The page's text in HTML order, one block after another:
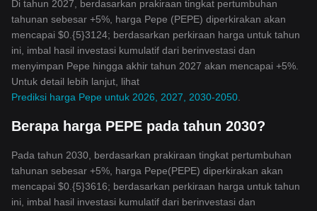
Di tahun 2027, berdasarkan prakiraan tingkat pertumbuhan
tahunan sebesar +5%, harga Pepe (PEPE) diperkirakan akan
mencapai $0.{5}3124; berdasarkan perkiraan harga untuk tahun
ini, imbal hasil investasi kumulatif dari berinvestasi dan
menyimpan Pepe hingga akhir tahun 2027 akan mencapai +5%.
Untuk detail lebih lanjut, lihat
Prediksi harga Pepe untuk 2026, 2027, 2030-2050
Berapa harga PEPE pada tahun 2030?
Pada tahun 2030, berdasarkan prakiraan tingkat pertumbuhan
tahunan sebesar +5%, harga Pepe(PEPE) diperkirakan akan
mencapai $0.{5}3616; berdasarkan perkiraan harga untuk tahun
ini, imbal hasil investasi kumulatif dari berinvestasi dan